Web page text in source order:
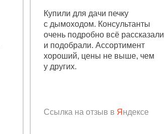
Ссылка на отзыв в Я ндексе
Купили для дачи печку
с дымоходом. Консультанты
очень подробно всё рассказали
и подобрали. Ассортимент
хороший, цены не выше, чем
у других.